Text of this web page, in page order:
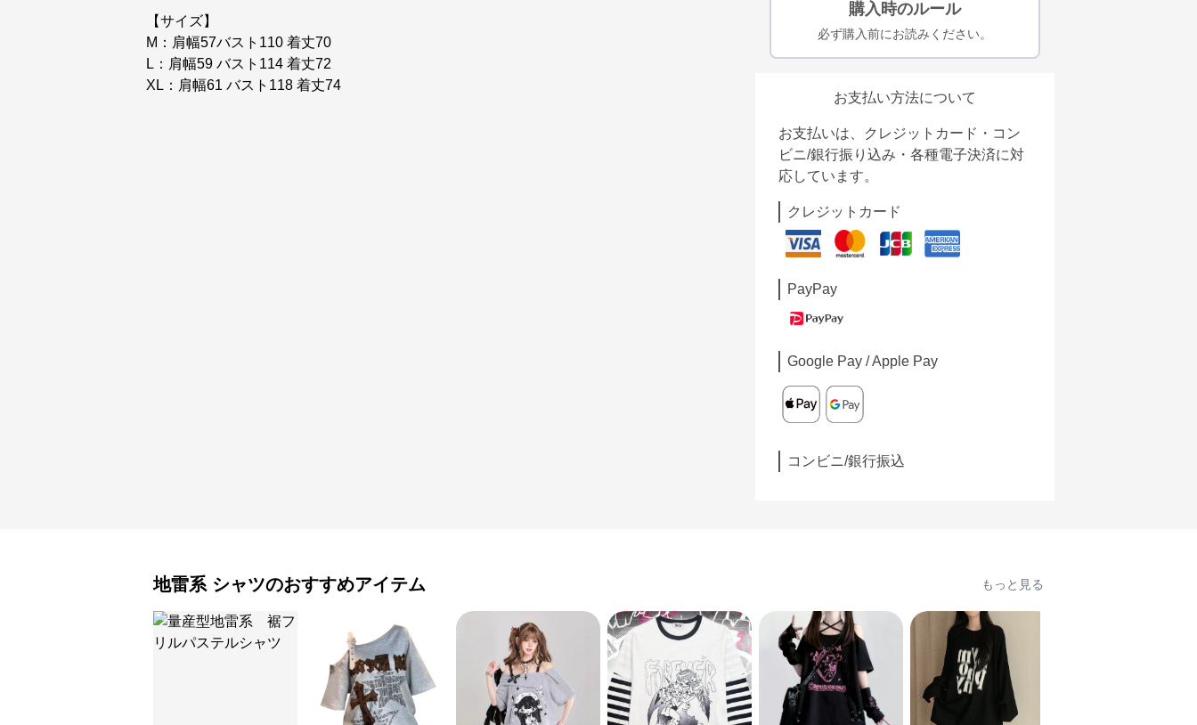
【サイズ】
M：肩幅57バスト110 着丈70
L：肩幅59 バスト114 着丈72
XL：肩幅61 バスト118 着丈74
購入時のルール
必ず購入前にお読みください。
お支払い方法について
お支払いは、クレジットカード・コン
ビニ/銀行振り込み・各種電子決済に対
応しています。
クレジットカード
PayPay
Google Pay / Apple Pay
コンビニ/銀行振込
地雷系 シャツのおすすめアイテム もっと見る